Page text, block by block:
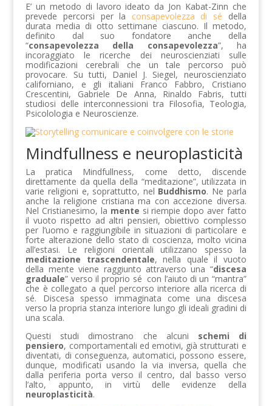
E’ un metodo di lavoro ideato da Jon Kabat-Zinn che
prevede percorsi per la consapevolezza di sé della
durata media di otto settimane ciascuno. Il metodo,
definito dal suo fondatore anche della
“consapevolezza della consapevolezza”, ha
incoraggiato le ricerche dei neuroscienziati sulle
modificazioni cerebrali che un tale percorso può
provocare. Su tutti, Daniel J. Siegel, neuroscienziato
californiano, e gli italiani Franco Fabbro, Cristiano
Crescentini, Gabriele De Anna, Rinaldo Fabris, tutti
studiosi delle interconnessioni tra Filosofia, Teologia,
Psicolologia e Neuroscienze.
Mindfullness e neuroplasticità
La pratica Mindfullness, come detto, discende
direttamente da quella della “meditazione”, utilizzata in
varie religioni e, soprattutto, nel Buddhismo. Ne parla
anche la religione cristiana ma con accezione diversa.
Nel Cristianesimo, la mente si riempie dopo aver fatto
il vuoto rispetto ad altri pensieri, obiettivo complesso
per l’uomo e raggiungibile in situazioni di particolare e
forte alterazione dello stato di coscienza, molto vicina
all’estasi. Le religioni orientali utilizzano spesso la
meditazione trascendentale, nella quale il vuoto
della mente viene raggiunto attraverso una “discesa
graduale” verso il proprio sé con l’aiuto di un “mantra”
che è collegato a quel percorso interiore alla ricerca di
sé. Discesa spesso immaginata come una discesa
verso la propria stanza interiore lungo gli ideali gradini di
una scala.
Questi studi dimostrano che alcuni schemi di
pensiero, comportamentali ed emotivi, già strutturati e
diventati, di conseguenza, automatici, possono essere,
dunque, modificati usando la via inversa, quella che
dalla periferia porta verso il centro, dal basso verso
l’alto, appunto, in virtù delle evidenze della
neuroplasticità.